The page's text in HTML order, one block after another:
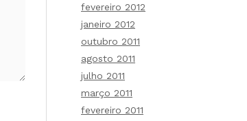
fevereiro 2012
janeiro 2012
outubro 2011
agosto 2011
julho 2011
março 2011
fevereiro 2011